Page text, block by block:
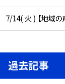
7/14( 火 ) 【地域の
過去記事